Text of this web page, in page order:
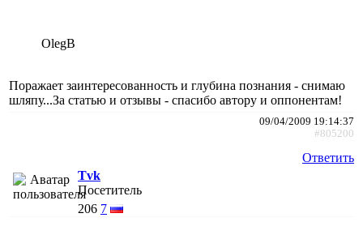
OlegB
Поражает заинтересованность и глубина познания - снимаю
шляпу...За статью и отзывы - спасибо автору и оппонентам!
09/04/2009 19:14:37
#805200
Ответить
Tvk
Посетитель
206 7